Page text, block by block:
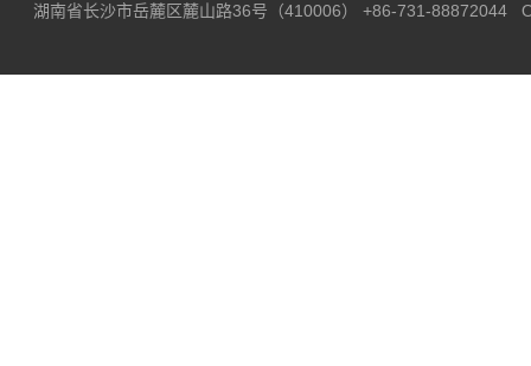
湖南省长沙市岳麓区麓山路36号（410006） +86-731-88872044